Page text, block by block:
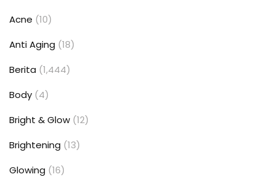
Acne (10)
Anti Aging (18)
Berita (1,444)
Body (4)
Bright & Glow (12)
Brightening (13)
Glowing (16)